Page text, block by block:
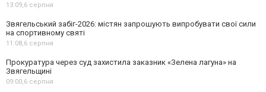
13:09,6 серпня
Звягельський забіг-2026: містян запрошують випробувати свої сили
на спортивному святі
11:08,6 серпня
Прокуратура через суд захистила заказник «Зелена лагуна» на
Звягельщині
09:00,6 серпня